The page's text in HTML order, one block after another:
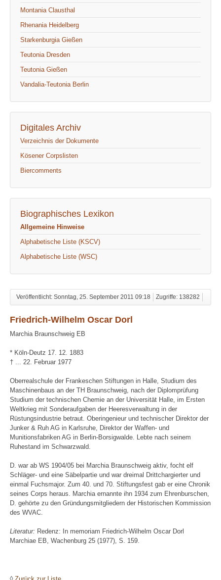
Montania Clausthal
Rhenania Heidelberg
Starkenburgia Gießen
Teutonia Dresden
Teutonia Gießen
Vandalia-Teutonia Berlin
Digitales Archiv
Verzeichnis der Dokumente
Kösener Corpslisten
Biercomments
Biographisches Lexikon
Allgemeine Hinweise
Alphabetische Liste (KSCV)
Alphabetische Liste (WSC)
Veröffentlicht: Sonntag, 25. September 2011 09:18 Zugriffe: 138282
Friedrich-Wilhelm Oscar Dorl
Marchia Braunschweig EB
* Köln-Deutz 17. 12. 1883
† ... 22. Februar 1977
Oberrealschule der Frankeschen Stiftungen in Halle, Studium des
Maschinenbaus an der TH Braunschweig, nach der Diplomprüfung
Studium der technischen Chemie an der Universität Halle, im Ersten
Weltkrieg mit Sonderaufgaben der Heeresverwaltung in der
Rüstungsindustrie betraut. Oberingenieur und technischer Direktor der
Junker & Ruh AG in Karlsruhe, Direktor der Waffen- und
Munitionsfabriken AG in Berlin-Borsigwalde. Lebte nach seinem
Ruhestand im Schwarzwald.
D. war ab WS 1904/05 bei Marchia Braunschweig aktiv, focht elf
Schläger- und eine Säbelpartie und war dreimal Drittchargierter und
einmal Fuchsmajor. Zum 40. und 70. Stiftungsfest gab er eine Chronik
seines Corps heraus. Marchia ernannte ihn 1934 zum Ehrenburschen,
D. gehörte zu den Gründungsmitgliedern der Historischen Kommission
des WVAC.
Literatur: Redenz: In memoriam Friedrich-Wilhelm Oscar Dorl
Marchiae EB, Wachenburg 25 (1977), S. 159.